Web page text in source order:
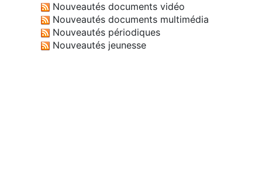
Nouveautés documents vidéo
Nouveautés documents multimédia
Nouveautés périodiques
Nouveautés jeunesse